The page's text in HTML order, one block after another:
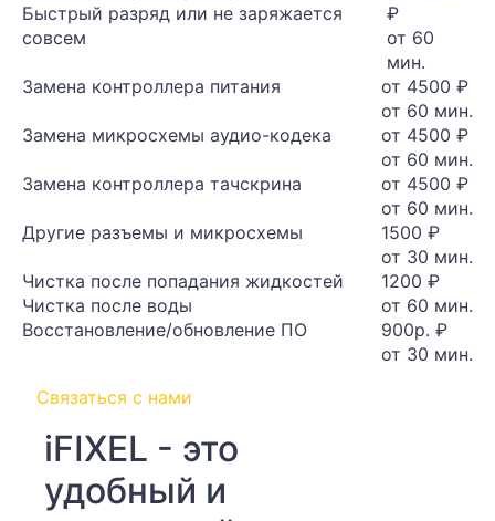
Быстрый разряд или не заряжается
совсем
₽
от 60
мин.
Замена контроллера питания
от 4500 ₽
от 60 мин.
Замена микросхемы аудио-кодека
от 4500 ₽
от 60 мин.
Замена контроллера тачскрина
от 4500 ₽
от 60 мин.
Другие разъемы и микросхемы
1500 ₽
от 30 мин.
Чистка после попадания жидкостей
Чистка после воды
1200 ₽
от 60 мин.
Восстановление/обновление ПО
900р. ₽
от 30 мин.
Связаться с нами
iFIXEL - это
удобный и